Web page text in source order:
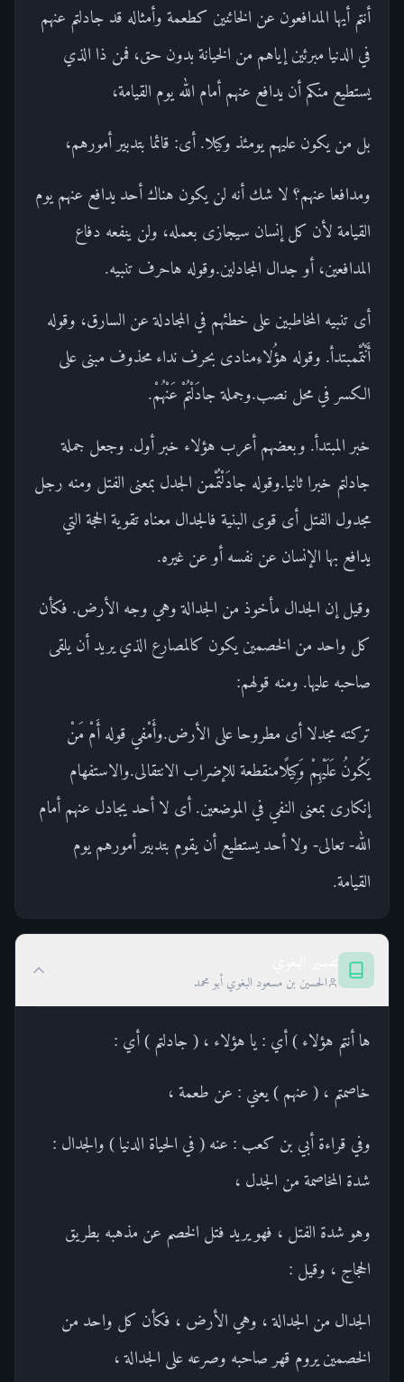
أنتم أيها المدافعون عن الخائنين كطعمة وأمثاله قد جادلتم عنهم
في الدنيا مبرئين إياهم من الخيانة بدون حق، فمن ذا الذي
يستطيع منكم أن يدافع عنهم أمام الله يوم القيامة،
بل من يكون عليهم يومئذ وكيلا. أى: قائما بتدبير أمورهم،
ومدافعا عنهم؟ لا شك أنه لن يكون هناك أحد يدافع عنهم يوم
القيامة لأن كل إنسان سيجازى بعمله، ولن ينفعه دفاع
المدافعين، أو جدال المجادلين.وقوله هاحرف تنبيه.
أى تنبيه المخاطبين على خطئهم في المجادلة عن السارق، وقوله
أَنْتُمْمبتدأ. وقوله هؤُلاءِمنادى بحرف نداء محذوف مبنى على
الكسر في محل نصب.وجملة جادَلْتُمْ عَنْهُمْ.
خبر المبتدأ. وبعضهم أعرب هؤلاء خبر أول. وجعل جملة
جادلتم خبرا ثانيا.وقوله جادَلْتُمْمن الجدل بمعنى الفتل ومنه رجل
مجدول الفتل أى قوى البنية فالجدال معناه تقوية الحجة التي
يدافع بها الإنسان عن نفسه أو عن غيره.
وقيل إن الجدال مأخوذ من الجدالة وهي وجه الأرض. فكأن
كل واحد من الخصمين يكون كالمصارع الذي يريد أن يلقى
صاحبه عليها. ومنه قولهم:
تركته مجدلا أى مطروحا على الأرض.وأَمْفي قوله أَمْ مَنْ
يَكُونُ عَلَيْهِمْ وَكِيلًامنقطعة للإضراب الانتقالى.والاستفهام
إنكارى بمعنى النفي في الموضعين. أى لا أحد يجادل عنهم أمام
الله- تعالى- ولا أحد يستطيع أن يقوم بتدبير أمورهم يوم
القيامة.
الحسين بن مسعود البغوي أبو محمد
ها أنتم هؤلاء ) أي : يا هؤلاء ، ( جادلتم ) أي :
خاصمتم ، ( عنهم ) يعني : عن طعمة ،
وفي قراءة أبي بن كعب : عنه ( في الحياة الدنيا ) والجدال :
شدة المخاصمة من الجدل ،
وهو شدة الفتل ، فهو يريد فتل الخصم عن مذهبه بطريق
الحجاج ، وقيل :
الجدال من الجدالة ، وهي الأرض ، فكأن كل واحد من
الخصمين يروم قهر صاحبه وصرعه على الجدالة ،